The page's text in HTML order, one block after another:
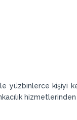
yüzbinlerce kişiyi